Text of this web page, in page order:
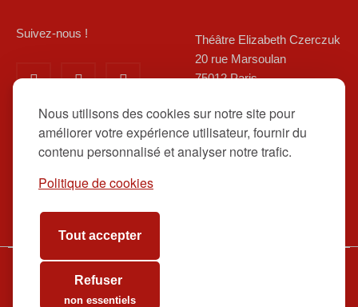
Nous utilisons des cookies sur notre site pour
améliorer votre expérience utilisateur, fournir du
contenu personnalisé et analyser notre trafic.
Politique de cookies
Tout accepter
Refuser
non essentiels
Suivez-nous !
RESERVEZ EN LIGNE ICI
Théâtre Elizabeth Czerczuk
20 rue Marsoulan
75012 Paris
39
contact@theatreelizabethcz
erczuk.fr
www.theatreelizabethczerczuk.fr